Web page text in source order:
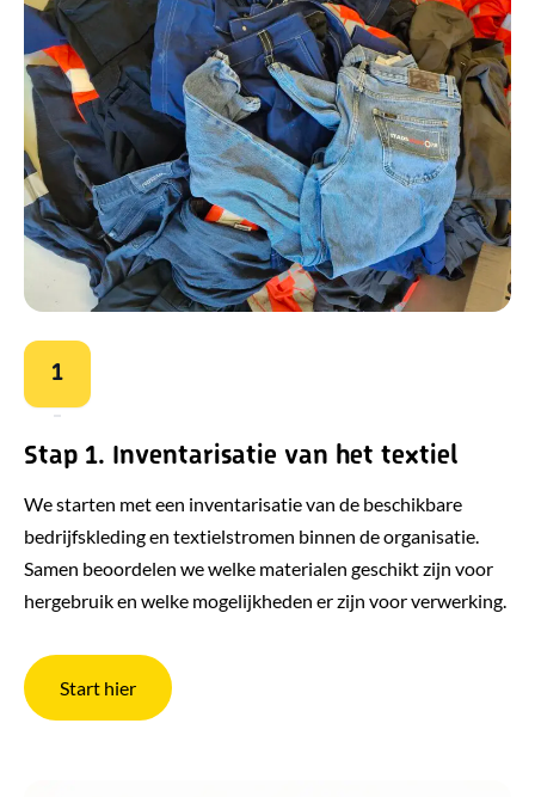
Stap 1. Inventarisatie van het textiel
We starten met een inventarisatie van de beschikbare
bedrijfskleding en textielstromen binnen de organisatie.
Samen beoordelen we welke materialen geschikt zijn voor
hergebruik en welke mogelijkheden er zijn voor verwerking.
Start hier
1